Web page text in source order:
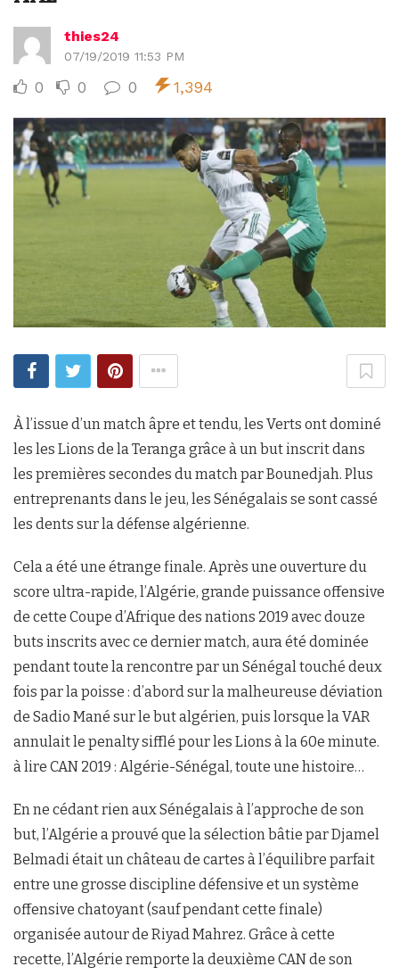
thies24
07/19/2019 11:53 PM
0 0 0 1,394
À l’issue d’un match âpre et tendu, les Verts ont dominé
les les Lions de la Teranga grâce à un but inscrit dans
les premières secondes du match par Bounedjah. Plus
entreprenants dans le jeu, les Sénégalais se sont cassé
les dents sur la défense algérienne.
Cela a été une étrange finale. Après une ouverture du
score ultra-rapide, l’Algérie, grande puissance offensive
de cette Coupe d’Afrique des nations 2019 avec douze
buts inscrits avec ce dernier match, aura été dominée
pendant toute la rencontre par un Sénégal touché deux
fois par la poisse : d’abord sur la malheureuse déviation
de Sadio Mané sur le but algérien, puis lorsque la VAR
annulait le penalty sifflé pour les Lions à la 60e minute.
à lire CAN 2019 : Algérie-Sénégal, toute une histoire…
En ne cédant rien aux Sénégalais à l’approche de son
but, l’Algérie a prouvé que la sélection bâtie par Djamel
Belmadi était un château de cartes à l’équilibre parfait
entre une grosse discipline défensive et un système
offensive chatoyant (sauf pendant cette finale)
organisée autour de Riyad Mahrez. Grâce à cette
recette, l’Algérie remporte la deuxième CAN de son